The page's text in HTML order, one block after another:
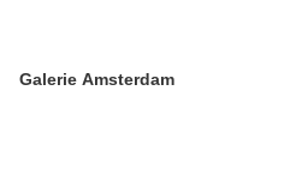
Galerie Amsterdam